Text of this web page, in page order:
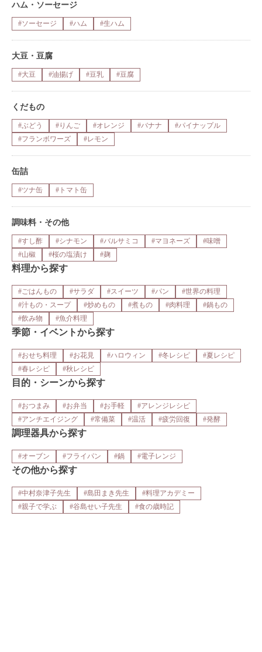
ハム・ソーセージ
#ソーセージ #ハム #生ハム
大豆・豆腐
#大豆 #油揚げ #豆乳 #豆腐
くだもの
#ぶどう #りんご #オレンジ #バナナ
#パイナップル
#フランボワーズ
#レモン
缶詰
#ツナ缶 #トマト缶
調味料・その他
#すし酢 #シナモン #バルサミコ #マヨネーズ
#味噌
#山椒
#桜の塩漬け #麹
料理から探す
#ごはんもの #サラダ #スイーツ #パン
#世界の料理
#汁もの・スープ
#炒めもの #煮もの #肉料理
#鍋もの
#飲み物
#魚介料理
季節・イベントから探す
#おせち料理 #お花見 #ハロウィン #冬レシピ
#夏レシピ
#春レシピ
#秋レシピ
目的・シーンから探す
#おつまみ #お弁当 #お手軽
#アレンジレシピ
#アンチエイジング
#常備菜 #温活 #疲労回復 #発酵
調理器具から探す
#オーブン #フライパン #鍋 #電子レンジ
その他から探す
#中村奈津子先生 #島田まき先生
#料理アカデミー
#親子で学ぶ
#谷島せい子先生 #食の歳時記